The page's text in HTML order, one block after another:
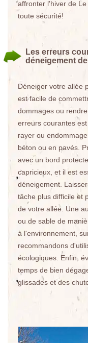
affronter l'hiver de
toute sécurité!
Les erreurs
déneigement
Déneiger votre allée
est facile de
dommages ou
erreurs courantes
rayer ou
béton ou en pavés.
avec un bord
capricieux, et il est
déneigement.
tâche plus difficile et
de votre allée. Une
ou de sable de
à l'environnement,
recommandons
écologiques. Enfin,
temps de bien
glissades et des